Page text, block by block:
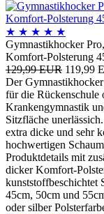
★ ★ ★ ★ ★
Gymnastikhocker
Komfort-Polsterung
129,99 EUR 119,99
Der
für die Rückenschule
Krankengymnastik
Sitzfläche
extra dicke und sehr
hochwertigen
Produktdetails mit
dicker Komfort-
kunststoffbeschichtet
45cm, 50cm und
oder silber